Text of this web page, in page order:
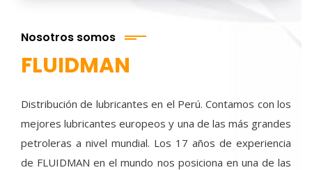
Nosotros somos
FLUIDMAN
Distribución de lubricantes en el Perú. Contamos con los
mejores lubricantes europeos y una de las más grandes
petroleras a nivel mundial. Los 17 años de experiencia
de FLUIDMAN en el mundo nos posiciona en una de las